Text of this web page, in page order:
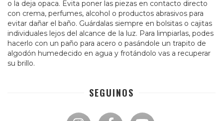
o la deja opaca. Evita poner las piezas en contacto directo
con crema, perfumes, alcohol o productos abrasivos para
evitar dañar el baño. Guárdalas siempre en bolsitas o cajitas
individuales lejos del alcance de la luz. Para limpiarlas, podes
hacerlo con un paño para acero o pasándole un trapito de
algodón humedecido en agua y frotándolo vas a recuperar
su brillo.
SEGUINOS